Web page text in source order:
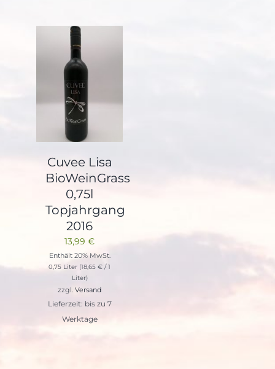
Cuvee Lisa
BioWeinGrass
0,75l
Topjahrgang
2016
13,99€
Enthält 20% MwSt.
0,75 Liter (18,65€ / 1
Liter)
zzgl.Versand
Lieferzeit: bis zu 7
Werktage